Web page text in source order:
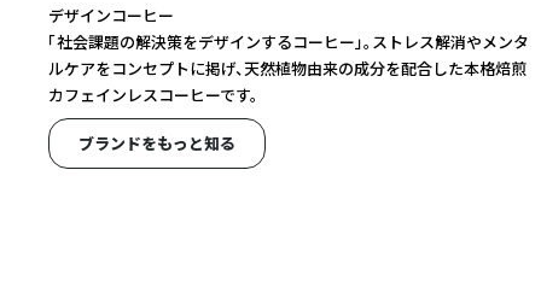
デザインコーヒー
「社会課題の解決策をデザインするコーヒー」。ストレス解消やメンタ
ルケアをコンセプトに掲げ、天然植物由来の成分を配合した本格焙煎
カフェインレスコーヒーです。
ブランドをもっと知る